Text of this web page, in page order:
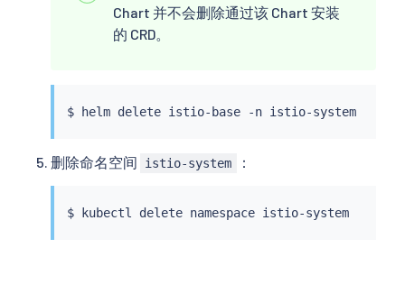
Chart 并不会删除通过该 Chart 安装
的 CRD。
$ helm delete istio-base -n istio-system
删除命名空间 istio-system ：
$ kubectl delete namespace istio-system